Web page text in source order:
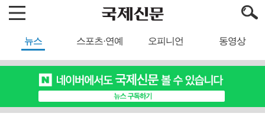
뉴스 스포츠·연예 오피니언 동영상